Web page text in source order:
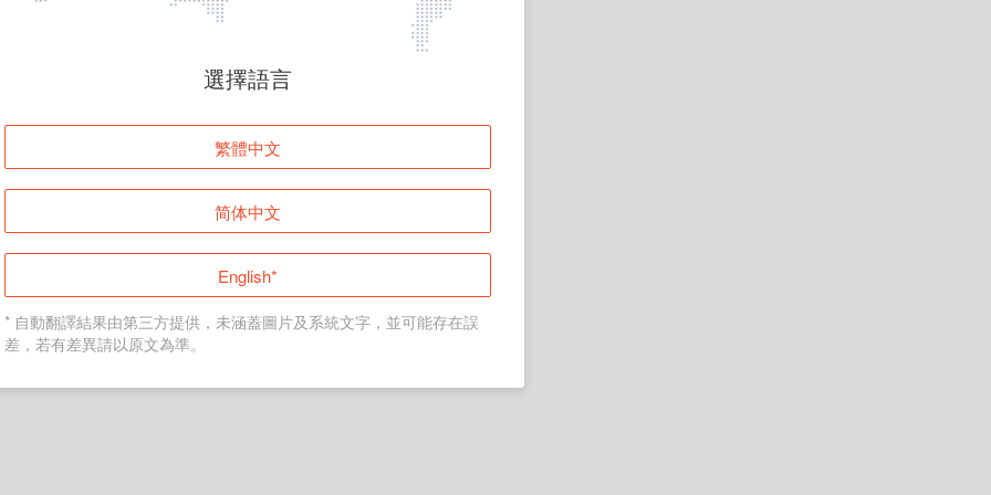
頁面無法顯示
登入
返回首頁
選擇語言
繁體中文
简体中文
English*
* 自動翻譯結果由第三方提供，未涵蓋圖片及系統文字，並可能存在誤
差，若有差異請以原文為準。